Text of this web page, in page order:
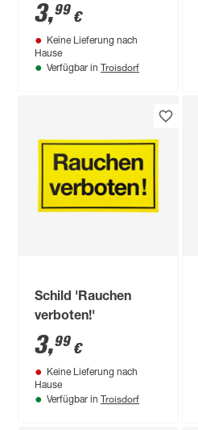
3,99 €
Keine Lieferung nach
Hause
Verfügbar in Troisdorf
Schild 'Rauchen
verboten!'
3,99 €
Keine Lieferung nach
Hause
Verfügbar in Troisdorf